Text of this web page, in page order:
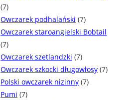
(7)
Owczarek podhalański (7)
Owczarek staroangielski Bobtail
(7)
Owczarek szetlandzki (7)
Owczarek szkocki długowłosy (7)
Polski owczarek nizinny (7)
Pumi (7)